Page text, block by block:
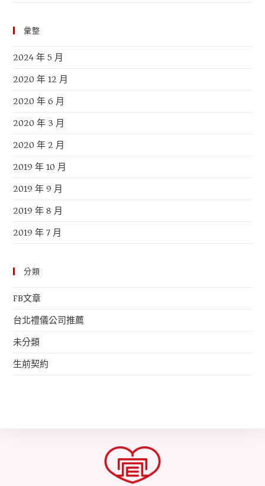
彙整
2024 年 5 月
2020 年 12 月
2020 年 6 月
2020 年 3 月
2020 年 2 月
2019 年 10 月
2019 年 9 月
2019 年 8 月
2019 年 7 月
分類
FB文章
台北禮儀公司推薦
未分類
生前契約